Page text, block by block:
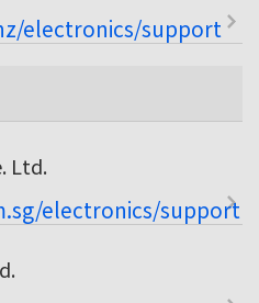
electronics/support
Ltd.
electronics/support